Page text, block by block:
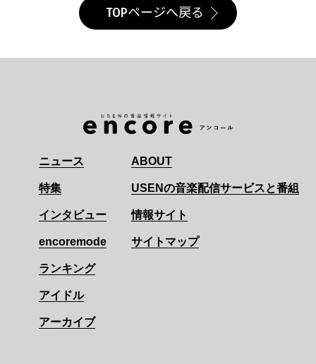
TOPページへ戻る
ニュース
特集
インタビュー
encoremode
ランキング
アイドル
アーカイブ
ABOUT
USENの音楽配信サービスと番組
情報サイト
サイトマップ